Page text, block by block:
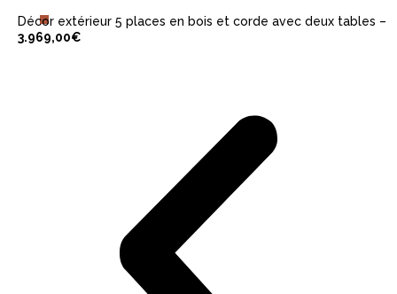
Décor extérieur 5 places en bois et corde avec deux tables –
3.969,00€